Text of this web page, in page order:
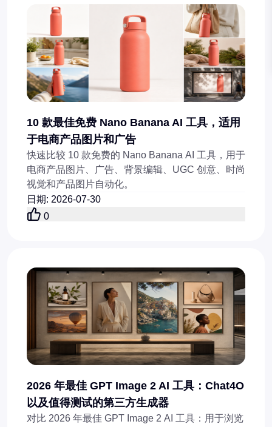
10 款最佳免费 Nano Banana AI 工具，适用
于电商产品图片和广告
快速比较 10 款免费的 Nano Banana AI 工具，用于
电商产品图片、广告、背景编辑、UGC 创意、时尚
视觉和产品图片自动化。
日期: 2026-07-30
0
2026 年最佳 GPT Image 2 AI 工具：Chat4O
以及值得测试的第三方生成器
对比 2026 年最佳 GPT Image 2 AI 工具：用于浏览